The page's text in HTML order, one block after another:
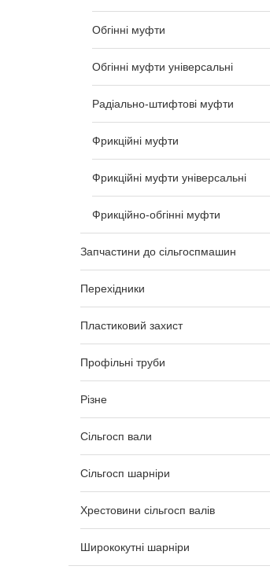
Обгінні муфти
Обгінні муфти універсальні
Радіально-штифтові муфти
Фрикційні муфти
Фрикційні муфти універсальні
Фрикційно-обгінні муфти
Запчастини до сільгоспмашин
Перехідники
Пластиковий захист
Профільні труби
Різне
Сільгосп вали
Сільгосп шарніри
Хрестовини сільгосп валів
Ширококутні шарніри
27х74,6, 21 Шліц 34.9 Мм (1 3/8”), 1600
22 756,00₴